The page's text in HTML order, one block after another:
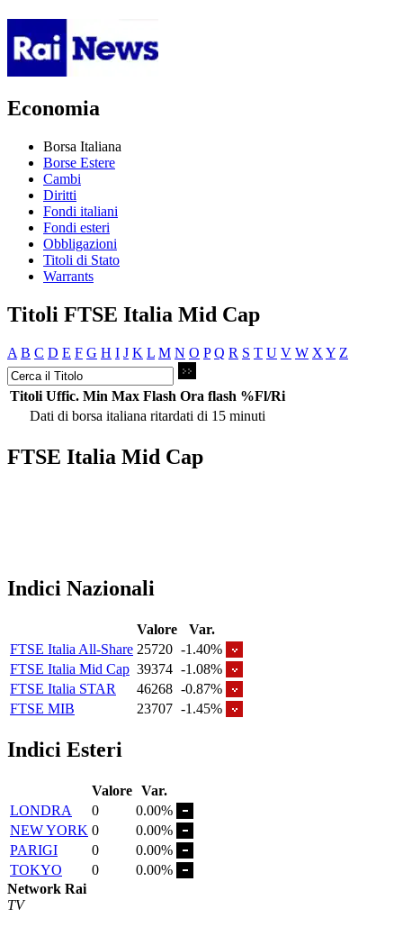
Economia
Borsa Italiana
Borse Estere
Cambi
Diritti
Fondi italiani
Fondi esteri
Obbligazioni
Titoli di Stato
Warrants
Titoli FTSE Italia Mid Cap
A B C D E F G H I J K L M N O P Q R S T U V W X Y Z
Titoli Uffic. Min Max Flash Ora flash %Fl/Ri
Dati di borsa italiana ritardati di 15 minuti
FTSE Italia Mid Cap
Indici Nazionali
Valore
Var.
FTSE Italia All-Share 25720 -1.40%
FTSE Italia Mid Cap 39374 -1.08%
FTSE Italia STAR
46268 -0.87%
FTSE MIB
23707 -1.45%
Indici Esteri
Valore Var.
LONDRA
0
0.00%
NEW YORK 0
0.00%
PARIGI
0
0.00%
TOKYO
0
0.00%
Network Rai
TV